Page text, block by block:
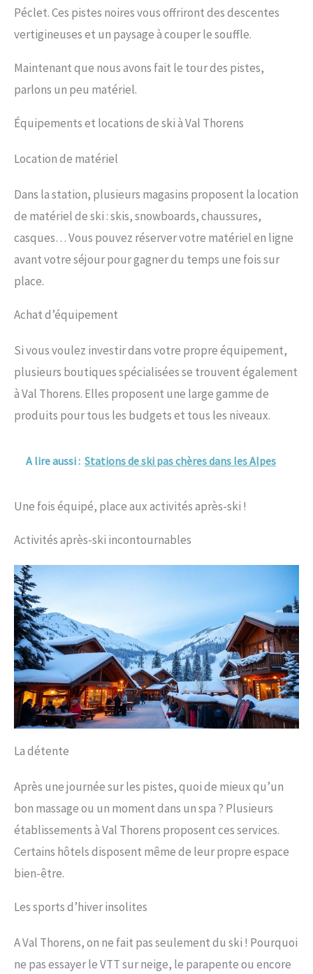
Péclet. Ces pistes noires vous offriront des descentes
vertigineuses et un paysage à couper le souffle.
Maintenant que nous avons fait le tour des pistes,
parlons un peu matériel.
Équipements et locations de ski à Val Thorens
Location de matériel
Dans la station, plusieurs magasins proposent la location
de matériel de ski : skis, snowboards, chaussures,
casques… Vous pouvez réserver votre matériel en ligne
avant votre séjour pour gagner du temps une fois sur
place.
Achat d’équipement
Si vous voulez investir dans votre propre équipement,
plusieurs boutiques spécialisées se trouvent également
à Val Thorens. Elles proposent une large gamme de
produits pour tous les budgets et tous les niveaux.
A lire aussi : Stations de ski pas chères dans les Alpes
Une fois équipé, place aux activités après-ski !
Activités après-ski incontournables
La détente
Après une journée sur les pistes, quoi de mieux qu’un
bon massage ou un moment dans un spa ? Plusieurs
établissements à Val Thorens proposent ces services.
Certains hôtels disposent même de leur propre espace
bien-être.
Les sports d’hiver insolites
A Val Thorens, on ne fait pas seulement du ski ! Pourquoi
ne pas essayer le VTT sur neige, le parapente ou encore